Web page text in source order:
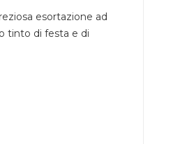
esortazione ad
tinto di festa e di